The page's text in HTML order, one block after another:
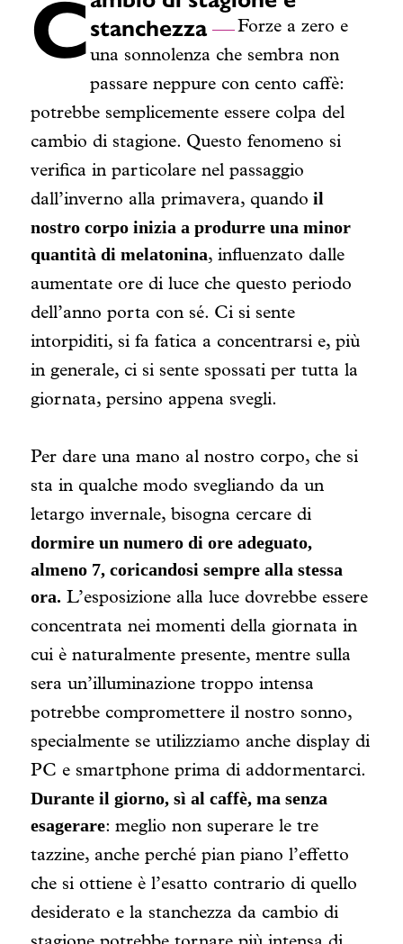
Cstanchezza
Forze a zero e
una sonnolenza che sembra non
passare neppure con cento caffè:
potrebbe semplicemente essere colpa del
cambio di stagione. Questo fenomeno si
verifica in particolare nel passaggio
dall’inverno alla primavera, quando il
nostro corpo inizia a produrre una minor
quantità di melatonina, influenzato dalle
aumentate ore di luce che questo periodo
dell’anno porta con sé. Ci si sente
intorpiditi, si fa fatica a concentrarsi e, più
in generale, ci si sente spossati per tutta la
giornata, persino appena svegli.
Per dare una mano al nostro corpo, che si
sta in qualche modo svegliando da un
letargo invernale, bisogna cercare di
dormire un numero di ore adeguato,
almeno 7, coricandosi sempre alla stessa
ora. L’esposizione alla luce dovrebbe essere
concentrata nei momenti della giornata in
cui è naturalmente presente, mentre sulla
sera un’illuminazione troppo intensa
potrebbe compromettere il nostro sonno,
specialmente se utilizziamo anche display di
PC e smartphone prima di addormentarci.
Durante il giorno, sì al caffè, ma senza
esagerare: meglio non superare le tre
tazzine, anche perché pian piano l’effetto
che si ottiene è l’esatto contrario di quello
desiderato e la stanchezza da cambio di